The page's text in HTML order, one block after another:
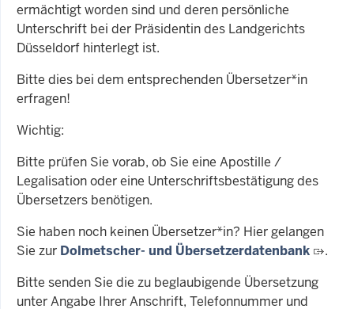
ermächtigt worden sind und deren persönliche
Unterschrift bei der Präsidentin des Landgerichts
Düsseldorf hinterlegt ist.
Bitte dies bei dem entsprechenden Übersetzer*in
erfragen!
Wichtig:
Bitte prüfen Sie vorab, ob Sie eine Apostille /
Legalisation oder eine Unterschriftsbestätigung des
Übersetzers benötigen.
Sie haben noch keinen Übersetzer*in? Hier gelangen
Sie zur Dolmetscher- und Übersetzerdatenbank
.
Bitte senden Sie die zu beglaubigende Übersetzung
unter Angabe Ihrer Anschrift, Telefonnummer und